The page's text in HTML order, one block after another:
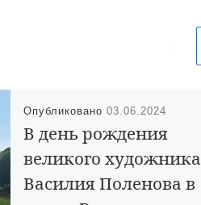
Опубликовано 03.06.2024
В день рождения
великого художника
Василия Поленова в